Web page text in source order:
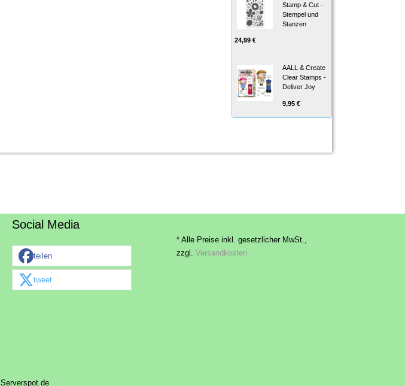
Stamp & Cut -
Stempel und
Stanzen
24,99 €
AALL & Create
Clear Stamps -
Deliver Joy
9,95 €
Social Media
teilen
tweet
* Alle Preise inkl. gesetzlicher MwSt.,
zzgl. Versandkosten
Serverspot.de